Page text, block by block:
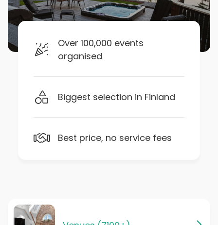
Over 100,000 events
organised
Biggest selection in Finland
Best price, no service fees